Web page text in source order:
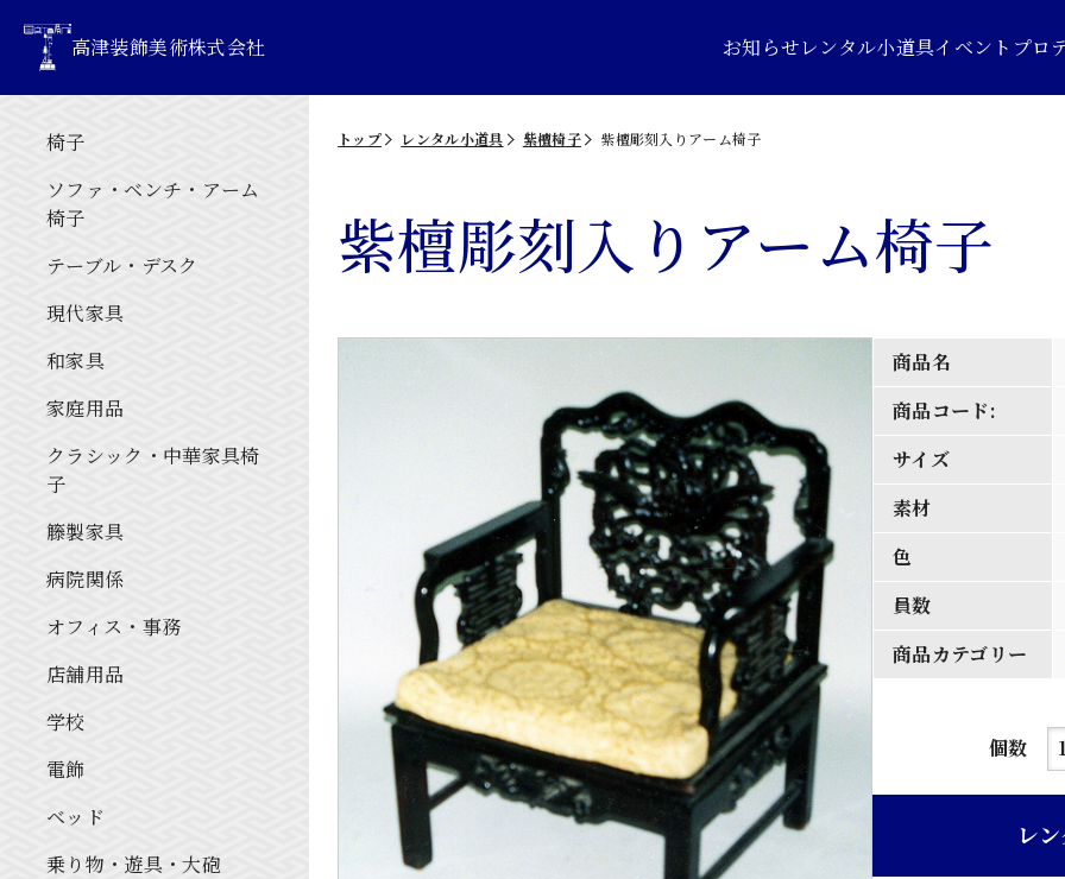
高津装飾美術株式会社 お知らせレンタル小道具イベントプロ
椅子
ソファ・ベンチ・アーム
椅子
テーブル・デスク
現代家具
和家具
家庭用品
クラシック・中華家具椅
子
籐製家具
病院関係
オフィス・事務
店舗用品
学校
電飾
ベッド
乗り物・遊具・大砲
トップ レンタル小道具 紫檀椅子 紫檀彫刻入りアーム椅子
紫檀彫刻入りアーム椅子
商品名
商品コード:
サイズ
素材
色
員数
商品カテゴリー
個数
紫
レ